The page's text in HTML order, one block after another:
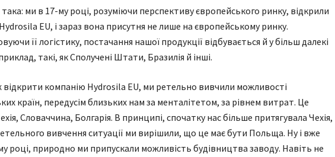
така: ми в 17-му році, розуміючи перспективу європейського ринку, відкрили
EU, і зараз вона присутня не лише на європейському ринку.
її логістику, постачання нашої продукції відбувається й у більш далекі
такі, як Сполучені Штати, Бразилія й інші.
відкрити компанію Hydrosila EU, ми ретельно вивчили можливості
країн, передусім близьких нам за менталітетом, за рівнем витрат. Це
Словаччина, Болгарія. В принципі, спочатку нас більше притягувала Чехія,
вивчення ситуації ми вирішили, що це має бути Польща. Ну і вже
році, природно ми припускали можливість будівництва заводу. Навіть не